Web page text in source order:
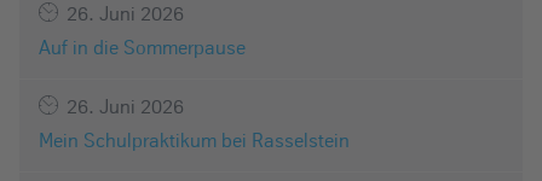
26. Juni 2026
Auf in die Sommerpause
26. Juni 2026
Mein Schulpraktikum bei Rasselstein